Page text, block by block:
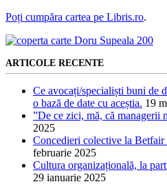
Poți cumpăra cartea pe Libris.ro.
ARTICOLE RECENTE
Ce avocați/specialiști buni de
o bază de date cu aceștia. 19
”De ce zici, mă, că managerii
2025
Concedieri colective la
februarie 2025
Cultura organizațională, la
29 ianuarie 2025